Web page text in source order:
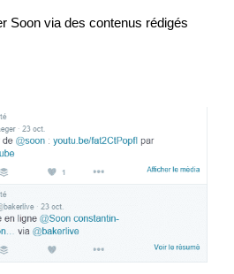
Soon via des contenus rédigés